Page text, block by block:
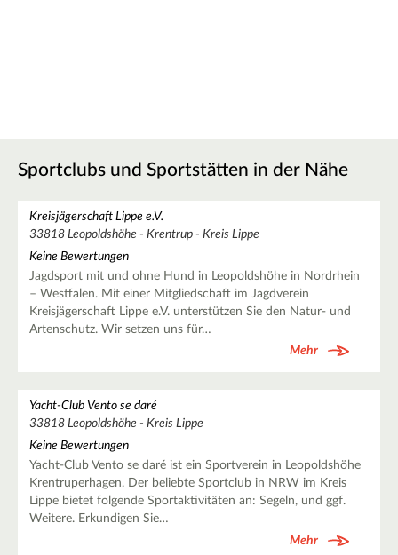
Sportclubs und Sportstätten in der Nähe
Kreisjägerschaft Lippe e.V.
33818 Leopoldshöhe - Krentrup - Kreis Lippe
Keine Bewertungen
Jagdsport mit und ohne Hund in Leopoldshöhe in Nordrhein
– Westfalen. Mit einer Mitgliedschaft im Jagdverein
Kreisjägerschaft Lippe e.V. unterstützen Sie den Natur- und
Artenschutz. Wir setzen uns für…
Mehr
Yacht-Club Vento se daré
33818 Leopoldshöhe - Kreis Lippe
Keine Bewertungen
Yacht-Club Vento se daré ist ein Sportverein in Leopoldshöhe
Krentruperhagen. Der beliebte Sportclub in NRW im Kreis
Lippe bietet folgende Sportaktivitäten an: Segeln, und ggf.
Weitere. Erkundigen Sie…
Mehr